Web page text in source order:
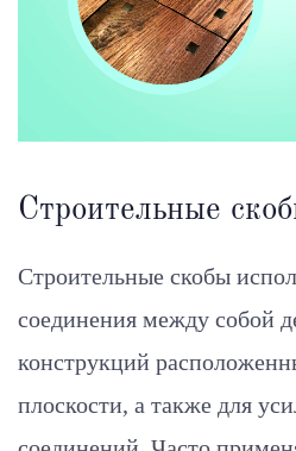
Строительные
Строительные скобы
соединения между собой
конструкций
плоскости, а также для